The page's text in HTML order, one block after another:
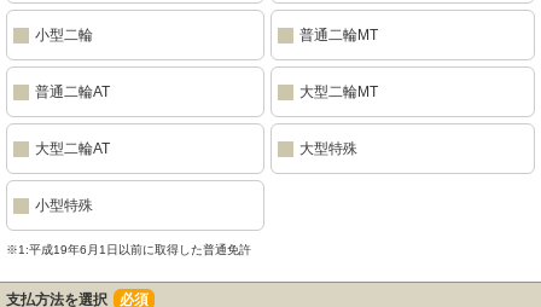
小型二輪 普通二輪MT
普通二輪AT 大型二輪MT
大型二輪AT 大型特殊
小型特殊
※1:平成19年6月1日以前に取得した普通免許
支払方法を選択 必須